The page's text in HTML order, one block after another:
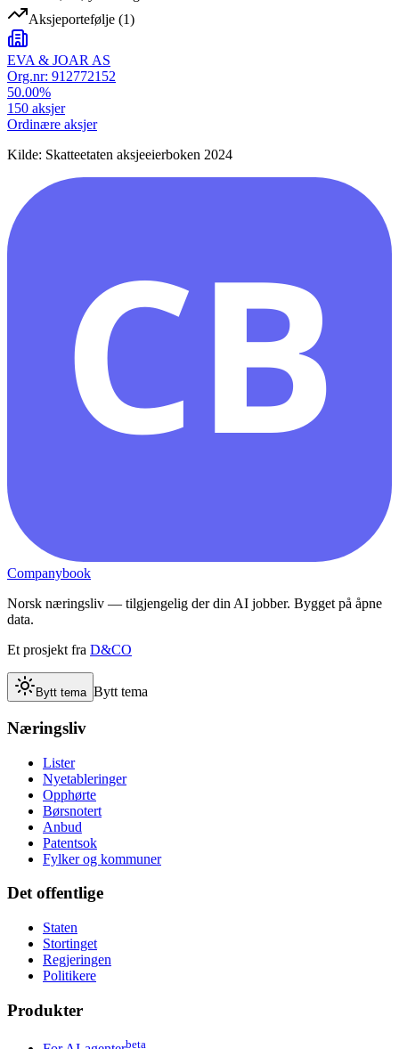
Aksjeportefølje (1)
EVA & JOAR AS
Org.nr: 912772152
50.00%
150 aksjer
Ordinære aksjer
Kilde: Skatteetaten aksjeeierboken 2024
CB
Companybook
Norsk næringsliv — tilgjengelig der din AI jobber. Bygget på åpne
data.
Et prosjekt fra D&CO
Bytt tema Bytt tema
Næringsliv
Lister
Nyetableringer
Opphørte
Børsnotert
Anbud
Patentsok
Fylker og kommuner
Det offentlige
Staten
Stortinget
Regjeringen
Politikere
Produkter
beta